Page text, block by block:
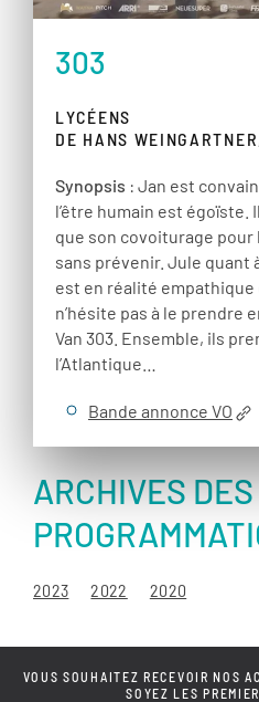
303
LYCÉENS
DE HANS
Synopsis : Jan est
l’être humain est égoïste.
que son covoiturage pour
sans prévenir. Jule quant
est en réalité
n’hésite pas à le prendre
Van 303. Ensemble, ils
l’Atlantique…
Bande annonce VO
ARCHIVES DES
2023 2022 2020
VOUS SOUHAITEZ RECEVOIR NOS
SOYEZ LES